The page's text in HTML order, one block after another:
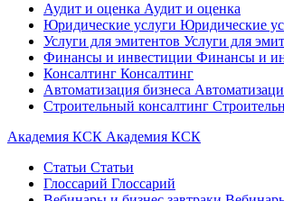
Аудит и оценка Аудит и оценка
Юридические услуги Юридические
Услуги для эмитентов Услуги для
Финансы и инвестиции Финансы и
Консалтинг Консалтинг
Автоматизация бизнеса
Строительный консалтинг
Академия КСК Академия КСК
Статьи Статьи
Глоссарий Глоссарий